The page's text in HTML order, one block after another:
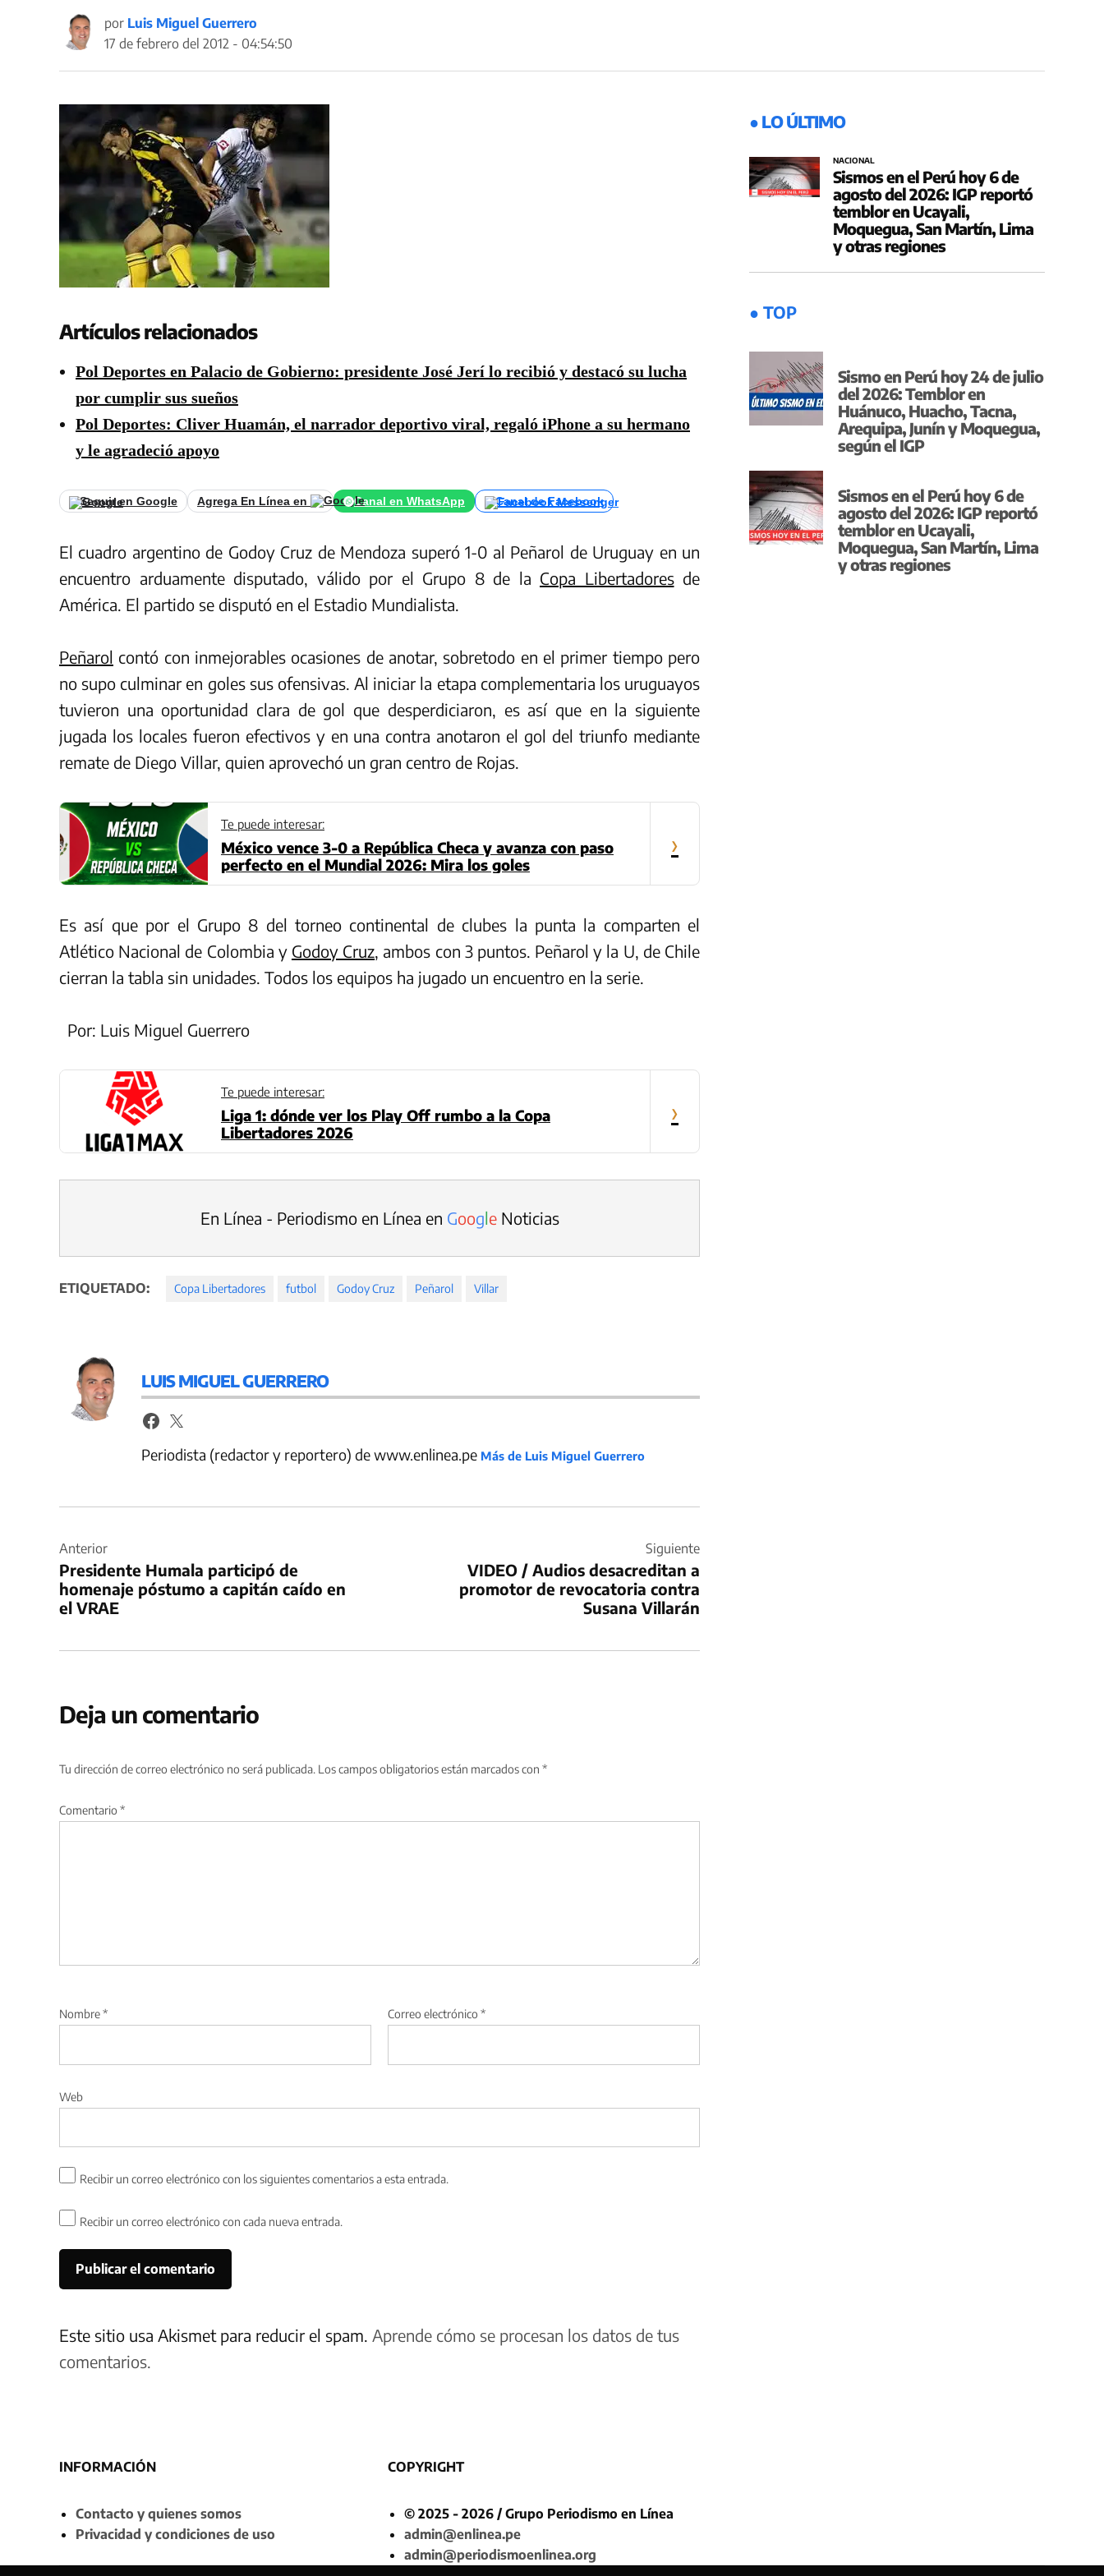
por Luis Miguel Guerrero
17 de febrero del 2012 - 04:54:50
Artículos relacionados
Pol Deportes en Palacio de Gobierno: presidente José Jerí lo recibió y destacó su lucha
por cumplir sus sueños
Pol Deportes: Cliver Huamán, el narrador deportivo viral, regaló iPhone a su hermano
y le agradeció apoyo
Seguir en Google Agrega En Línea en Canal en WhatsApp Canal de Facebook
El cuadro argentino de Godoy Cruz de Mendoza superó 1-0 al Peñarol de Uruguay en un
encuentro arduamente disputado, válido por el Grupo 8 de la Copa Libertadoresde
América. El partido se disputó en el Estadio Mundialista.
Peñarol contó con inmejorables ocasiones de anotar, sobretodo en el primer tiempo pero
no supo culminar en goles sus ofensivas. Al iniciar la etapa complementaria los uruguayos
tuvieron una oportunidad clara de gol que desperdiciaron, es así que en la siguiente
jugada los locales fueron efectivos y en una contra anotaron el gol del triunfo mediante
remate de Diego Villar, quien aprovechó un gran centro de Rojas.
Te puede interesar:
México vence 3-0 a República Checa y avanza con paso
perfecto en el Mundial 2026: Mira los goles
›
Es así que por el Grupo 8 del torneo continental de clubes la punta la comparten el
Atlético Nacional de Colombia y Godoy Cruz, ambos con 3 puntos. Peñarol y la U, de Chile
cierran la tabla sin unidades. Todos los equipos ha jugado un encuentro en la serie.
Por: Luis Miguel Guerrero
Te puede interesar:
Liga 1: dónde ver los Play Off rumbo a la Copa
Libertadores 2026
›
En Línea - Periodismo en Línea en GoogleNoticias
ETIQUETADO: Copa Libertadores futbol Godoy Cruz Peñarol Villar
LUIS MIGUEL GUERRERO
Periodista (redactor y reportero) de www.enlinea.pe Más de Luis Miguel Guerrero
de
entradas
Anterior
Presidente Humala participó de
homenaje póstumo a capitán caído en
el VRAE
Siguiente
VIDEO / Audios desacreditan a
promotor de revocatoria contra
Susana Villarán
Deja un comentario
Tu dirección de correo electrónico no será publicada. Los campos obligatorios están marcados con *
Comentario *
Nombre* Correo electrónico *
Web
Recibir un correo electrónico con los siguientes comentarios a esta entrada.
Recibir un correo electrónico con cada nueva entrada.
Este sitio usa Akismet para reducir el spam. Aprende cómo se procesan los datos de tus
comentarios.
● LO ÚLTIMO
NACIONAL
Sismos en el Perú hoy 6 de
agosto del 2026: IGP reportó
temblor en Ucayali,
Moquegua, San Martín, Lima
y otras regiones
● TOP
Sismo en Perú hoy 24 de julio
del 2026: Temblor en
Huánuco, Huacho, Tacna,
Arequipa, Junín y Moquegua,
según el IGP
Sismos en el Perú hoy 6 de
agosto del 2026: IGP reportó
temblor en Ucayali,
Moquegua, San Martín, Lima
y otras regiones
INFORMACIÓN
Contacto y quienes somos
Privacidad y condiciones de uso
COPYRIGHT
© 2025 - 2026 / Grupo Periodismo en Línea
admin@enlinea.pe
admin@periodismoenlinea.org